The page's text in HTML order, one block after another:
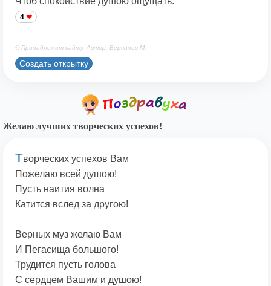
4
© Принадлежит сайту. Автор: Берсанов М.
Создать открытку
Желаю лучших творческих успехов!
Творческих успехов Вам
Пожелаю всей душою!
Пусть наития волна
Катится вслед за другою!
Верных муз желаю Вам
И Пегасища большого!
Трудится пусть голова
С сердцем Вашим и душою!